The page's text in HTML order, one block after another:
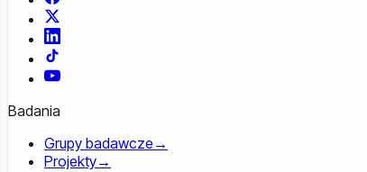
YouTube
Badania
Grupy badawcze →
Projekty→